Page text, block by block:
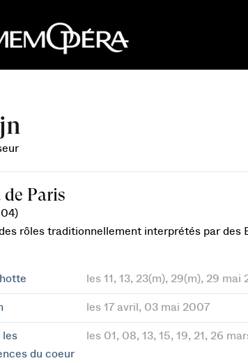
de Paris
rôles traditionnellement interprétés par des
les 11, 13, 23(m), 29(m), 29 mai
les 17 avril, 03 mai 2007
les
du coeur
les 01, 08, 13, 15, 19, 21, 26